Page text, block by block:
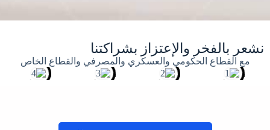
بشراكتنا
والعسكري والمصرفي والقطاع الخاص